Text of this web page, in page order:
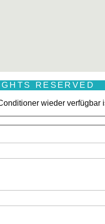
RESERVED
wieder verfügbar